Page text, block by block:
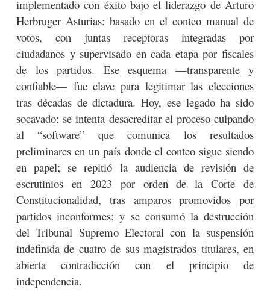
implementado con éxito bajo el liderazgo de Arturo
Herbruger Asturias: basado en el conteo manual de
votos, con juntas receptoras integradas por
ciudadanos y supervisado en cada etapa por fiscales
de los partidos. Ese esquema —transparente y
confiable— fue clave para legitimar las elecciones
tras décadas de dictadura. Hoy, ese legado ha sido
socavado: se intenta desacreditar el proceso culpando
al “software” que comunica los resultados
preliminares en un país donde el conteo sigue siendo
en papel; se repitió la audiencia de revisión de
escrutinios en 2023 por orden de la Corte de
Constitucionalidad, tras amparos promovidos por
partidos inconformes; y se consumó la destrucción
del Tribunal Supremo Electoral con la suspensión
indefinida de cuatro de sus magistrados titulares, en
abierta contradicción con el principio de
independencia.